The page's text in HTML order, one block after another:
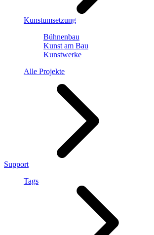
Kunstumsetzung
Bühnenbau
Kunst am Bau
Kunstwerke
Alle Projekte
Support
Tags